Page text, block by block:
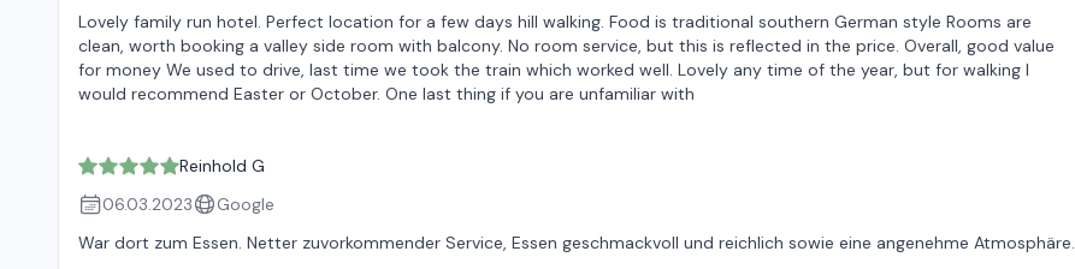
Lovely family run hotel. Perfect location for a few days hill walking. Food is traditional southern German style Rooms are
clean, worth booking a valley side room with balcony. No room service, but this is reflected in the price. Overall, good value
for money We used to drive, last time we took the train which worked well. Lovely any time of the year, but for walking I
would recommend Easter or October. One last thing if you are unfamiliar with
Reinhold G
06.03.2023
Google
War dort zum Essen. Netter zuvorkommender Service, Essen geschmackvoll und reichlich sowie eine angenehme Atmosphäre.